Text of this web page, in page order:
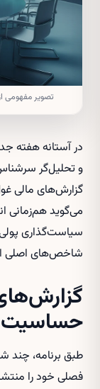
تصویر مفهومی
در آستانه هفته
و تحلیل‌گر سرشناس
گزارش‌های مالی
می‌گوید هم‌زمانی
سیاست‌گذاری
شاخص‌های اصلی
حساسیت
طبق برنامه، چند
فصلی خود را